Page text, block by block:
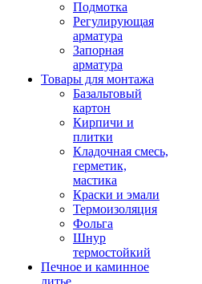
Подмотка
Регулирующая
арматура
Запорная
арматура
Товары для монтажа
Базальтовый
картон
Кирпичи и
плитки
Кладочная смесь,
герметик,
мастика
Краски и эмали
Термоизоляция
Фольга
Шнур
термостойкий
Печное и каминное
литье